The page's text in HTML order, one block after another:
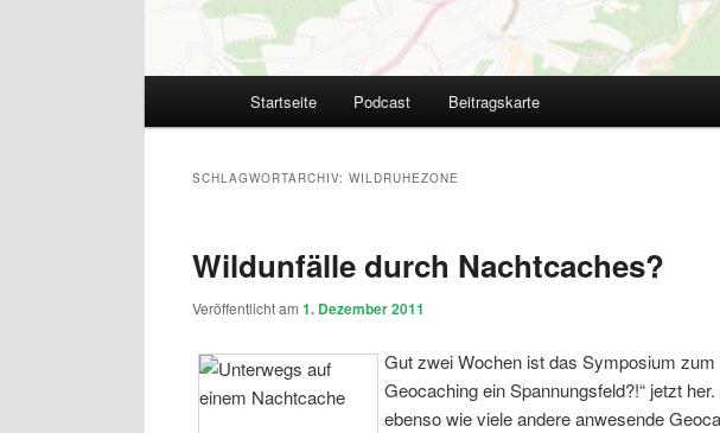
Startseite Podcast Beitragskarte
SCHLAGWORTARCHIV: WILDRUHEZONE
Wildunfälle durch Nachtcaches?
Veröffentlicht am 1. Dezember 2011
Gut zwei Wochen ist das Symposium zum
Geocaching ein Spannungsfeld?!“ jetzt
ebenso wie viele andere anwesende